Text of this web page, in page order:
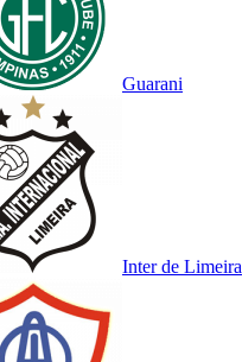
Guarani
Inter de Limeira